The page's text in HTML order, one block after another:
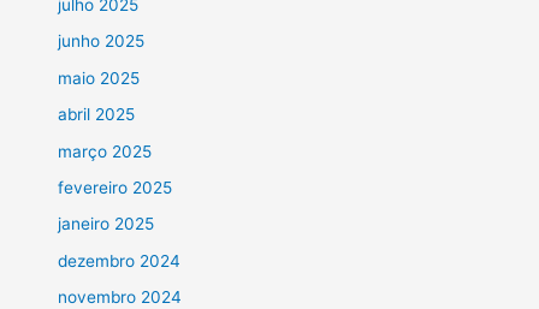
julho 2025
junho 2025
maio 2025
abril 2025
março 2025
fevereiro 2025
janeiro 2025
dezembro 2024
novembro 2024